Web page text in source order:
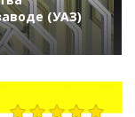
(УАЗ)